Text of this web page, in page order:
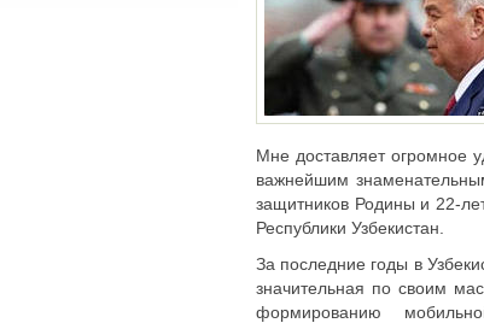
Мне доставляет огромное
важнейшим
защитников Родины и 22-
Республики Узбекистан.
За последние годы в
значительная по своим
формированию